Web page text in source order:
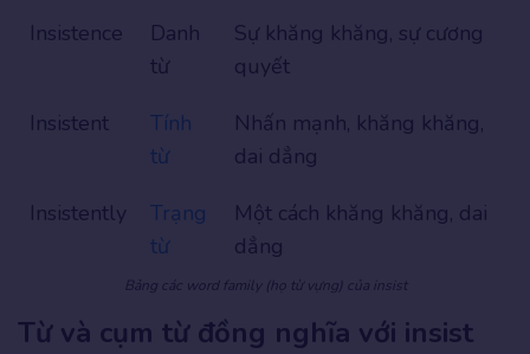
Insistence
Danh
từ
Sự khăng khăng, sự cương
quyết
Insistent
Tính
từ
Nhấn mạnh, khăng khăng,
dai dẳng
Insistently
Trạng
từ
Một cách khăng khăng, dai
dẳng
Bảng các word family (họ từ vựng) của insist
Từ và cụm từ đồng nghĩa với insist